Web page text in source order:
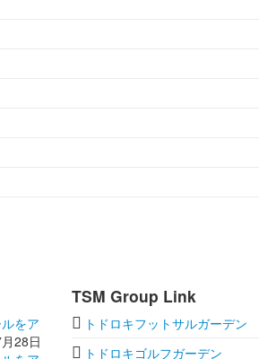
をア
28日
TSM Group Link
トドロキフットサルガーデン
トドロキゴルフガーデン